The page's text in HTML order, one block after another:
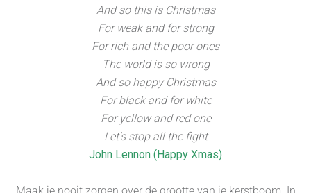
And so this is Christmas
For weak and for strong
For rich and the poor ones
The world is so wrong
And so happy Christmas
For black and for white
For yellow and red one
Let's stop all the fight
John Lennon (Happy Xmas)